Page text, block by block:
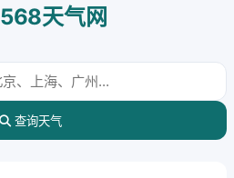
天气网
查询天气